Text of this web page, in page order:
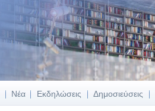
Νέα Εκδηλώσεις Δημοσιεύσεις